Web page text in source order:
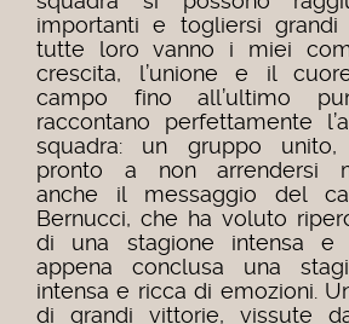
importanti e togliersi grandi
tutte loro vanno i miei
crescita, l’unione e il
campo fino all’ultimo
raccontano perfettamente
squadra: un gruppo
pronto a non arrendersi
anche il messaggio del
Bernucci, che ha voluto
di una stagione intensa e
appena conclusa una
intensa e ricca di emozioni.
di grandi vittorie, vissute